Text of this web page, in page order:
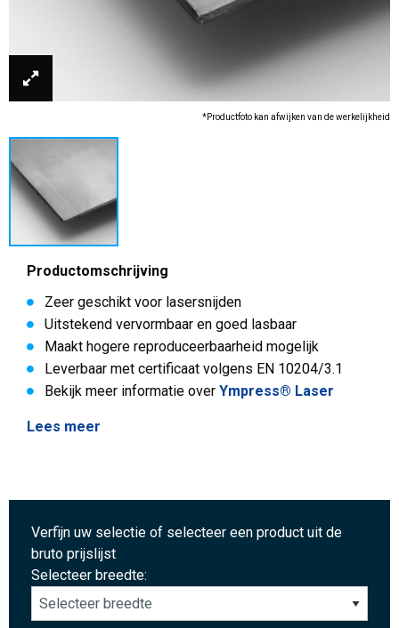
*Productfoto kan afwijken van de werkelijkheid
Productomschrijving
Zeer geschikt voor lasersnijden
Uitstekend vervormbaar en goed lasbaar
Maakt hogere reproduceerbaarheid mogelijk
Leverbaar met certificaat volgens EN 10204/3.1
Bekijk meer informatie over Ympress® Laser
Lees meer
Verfijn uw selectie of selecteer een product uit de
bruto prijslijst
Selecteer breedte: